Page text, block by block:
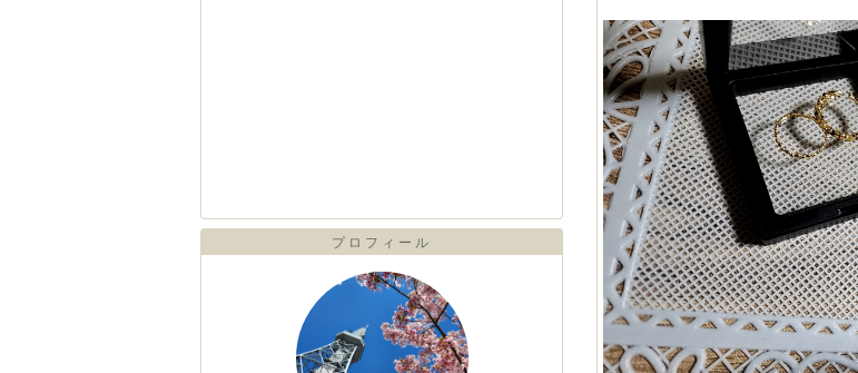
プロフィール